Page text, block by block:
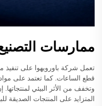
ممارسات
تعمل شركة باورويهوا على تنفيذ
قطع الساعات. كما تعتمد على
وتخفف من الأثر البيئي لمنتجاتها.
المتزايد على المنتجات الصديقة